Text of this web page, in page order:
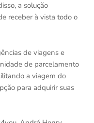
a solução
receber à vista todo o
de viagens e
de parcelamento
a viagem do
para adquirir suas